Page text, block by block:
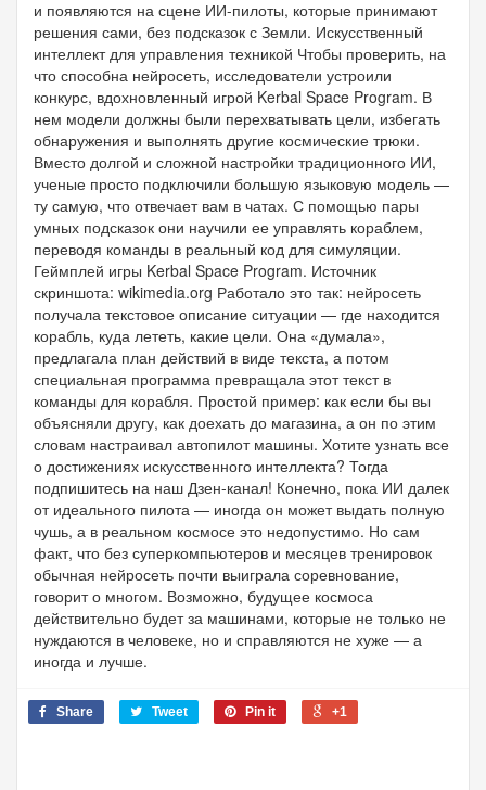
и появляются на сцене ИИ-пилоты, которые принимают
решения сами, без подсказок с Земли. Искусственный
интеллект для управления техникой Чтобы проверить, на
что способна нейросеть, исследователи устроили
конкурс, вдохновленный игрой Kerbal Space Program. В
нем модели должны были перехватывать цели, избегать
обнаружения и выполнять другие космические трюки.
Вместо долгой и сложной настройки традиционного ИИ,
ученые просто подключили большую языковую модель —
ту самую, что отвечает вам в чатах. С помощью пары
умных подсказок они научили ее управлять кораблем,
переводя команды в реальный код для симуляции.
Геймплей игры Kerbal Space Program. Источник
скриншота: wikimedia.org Работало это так: нейросеть
получала текстовое описание ситуации — где находится
корабль, куда лететь, какие цели. Она «думала»,
предлагала план действий в виде текста, а потом
специальная программа превращала этот текст в
команды для корабля. Простой пример: как если бы вы
объясняли другу, как доехать до магазина, а он по этим
словам настраивал автопилот машины. Хотите узнать все
о достижениях искусственного интеллекта? Тогда
подпишитесь на наш Дзен-канал! Конечно, пока ИИ далек
от идеального пилота — иногда он может выдать полную
чушь, а в реальном космосе это недопустимо. Но сам
факт, что без суперкомпьютеров и месяцев тренировок
обычная нейросеть почти выиграла соревнование,
говорит о многом. Возможно, будущее космоса
действительно будет за машинами, которые не только не
нуждаются в человеке, но и справляются не хуже — а
иногда и лучше.
Share Tweet Pin it +1